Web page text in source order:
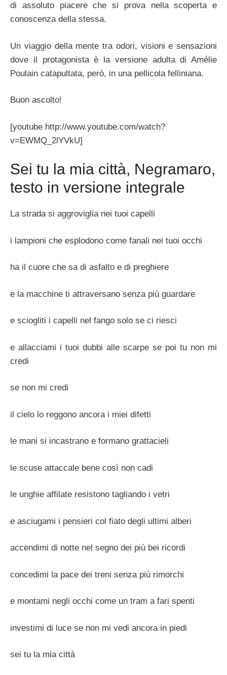
di assoluto piacere che si prova nella scoperta e
conoscenza della stessa.
Un viaggio della mente tra odori, visioni e sensazioni
dove il protagonista è la versione adulta di Amélie
Poulain catapultata, però, in una pellicola felliniana.
Buon ascolto!
[youtube http://www.youtube.com/watch?
v=EWMQ_2lYVkU]
Sei tu la mia città, Negramaro,
testo in versione integrale
La strada si aggroviglia nei tuoi capelli
i lampioni che esplodono come fanali nei tuoi occhi
ha il cuore che sa di asfalto e di preghiere
e la macchine ti attraversano senza più guardare
e sciogliti i capelli nel fango solo se ci riesci
e allacciami i tuoi dubbi alle scarpe se poi tu non mi
credi
se non mi credi
il cielo lo reggono ancora i miei difetti
le mani si incastrano e formano grattacieli
le scuse attaccale bene così non cadi
le unghie affilate resistono tagliando i vetri
e asciugami i pensieri col fiato degli ultimi alberi
accendimi di notte nel segno dei più bei ricordi
concedimi la pace dei treni senza più rimorchi
e montami negli occhi come un tram a fari spenti
investimi di luce se non mi vedi ancora in piedi
sei tu la mia città